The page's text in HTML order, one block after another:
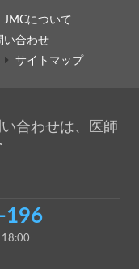
JMCについて
い合わせ
サイトマップ
合わせは、医師
196
18:00